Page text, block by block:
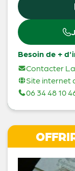
Besoin de +
Contacter
Site internet
06 34 48 10